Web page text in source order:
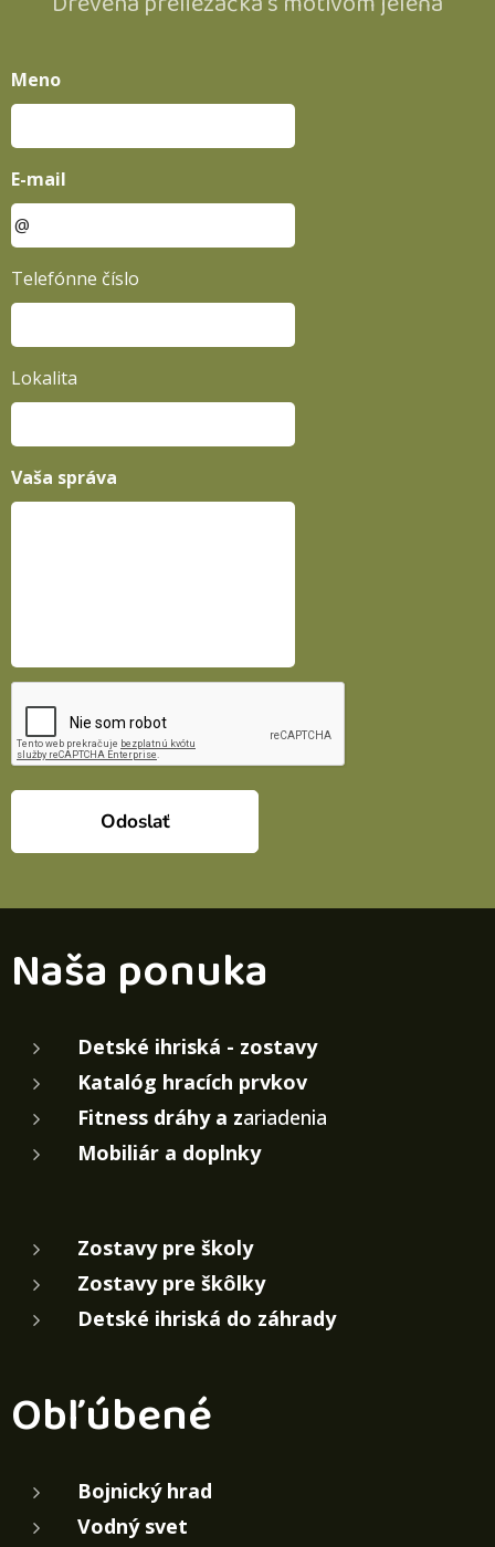
Meno
E-mail
Telefónne číslo
Lokalita
Vaša správa
Odoslať
Naša ponuka
Detské ihriská - zostavy
Katalóg hracích prvkov
Fitness dráhy a zariadenia
Mobiliár a doplnky
Zostavy pre školy
Zostavy pre škôlky
Detské ihriská do záhrady
Obľúbené
Bojnický hrad
Vodný svet